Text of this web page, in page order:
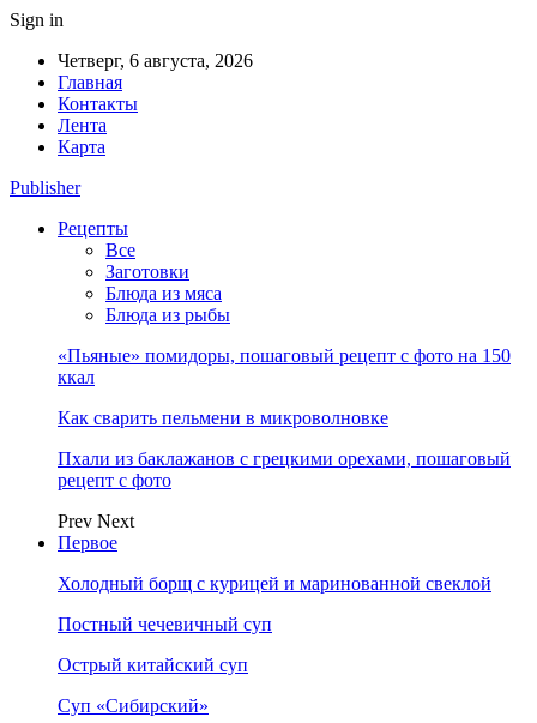
Sign in
Четверг, 6 августа, 2026
Главная
Контакты
Лента
Карта
Publisher
Рецепты
Все
Заготовки
Блюда из мяса
Блюда из рыбы
«Пьяные» помидоры, пошаговый рецепт с фото на 150
ккал
Как сварить пельмени в микроволновке
Пхали из баклажанов с грецкими орехами, пошаговый
рецепт с фото
Prev Next
Первое
Холодный борщ с курицей и маринованной свеклой
Постный чечевичный суп
Острый китайский суп
Суп «Сибирский»